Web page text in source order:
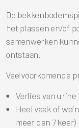
De
het plassen en/of
samenwerken
ontstaan.
Veelvoorkomende
Verlies van urine
Heel vaak of
meer dan 7 keer)